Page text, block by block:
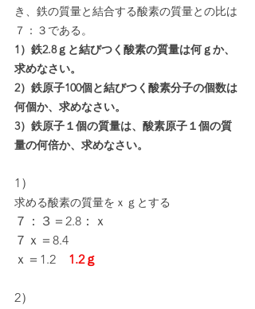
き、鉄の質量と結合する酸素の質量との比は
７：３である。
1）鉄2.8ｇと結びつく酸素の質量は何ｇか、
求めなさい。
2）鉄原子100個と結びつく酸素分子の個数は
何個か、求めなさい。
3）鉄原子１個の質量は、酸素原子１個の質
量の何倍か、求めなさい。
1）
求める酸素の質量をｘｇとする
７：３＝2.8：ｘ
７ｘ＝8.4
ｘ＝1.2 1.2ｇ
2）